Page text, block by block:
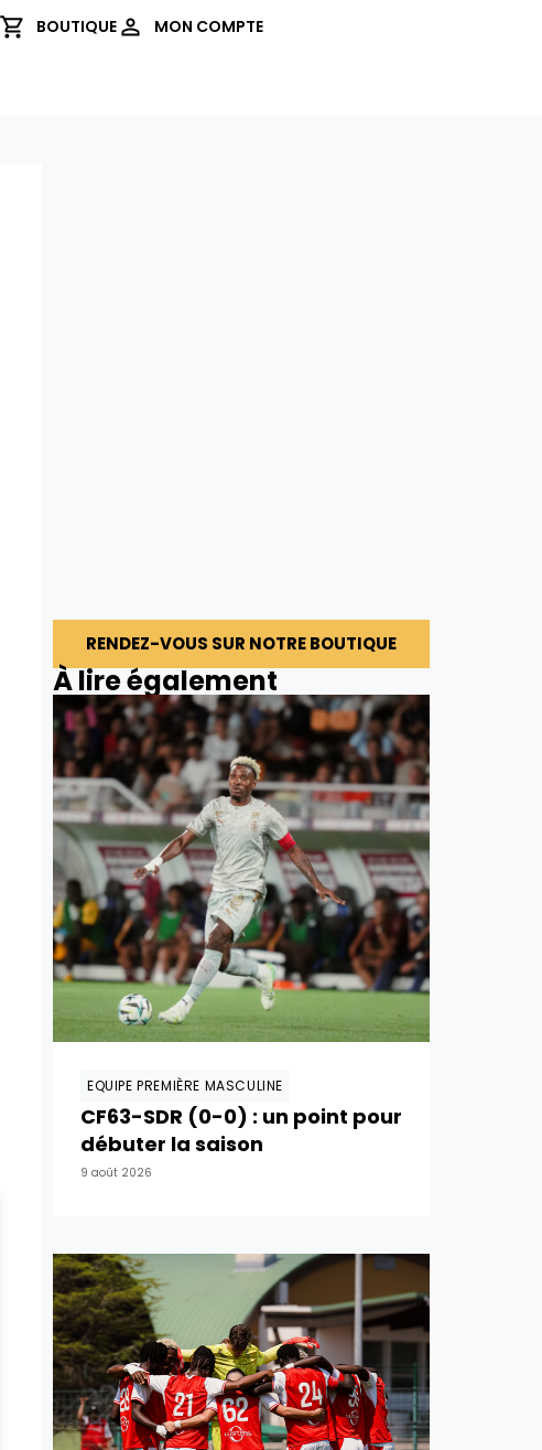
BOUTIQUE MON COMPTE
RENDEZ-VOUS SUR NOTRE BOUTIQUE
À lire également
EQUIPE PREMIÈRE MASCULINE
CF63-SDR (0-0) : un point pour
débuter la saison
9 août 2026